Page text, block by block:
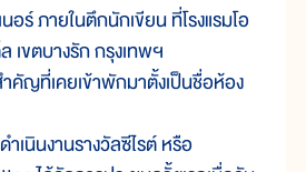
อร์ ภายในตึกนักเขียน ที่โรงแรมโอ
เขตบางรัก กรุงเทพฯ
คัญที่เคยเข้าพักมาตั้งเป็นชื่อห้อง
นงานรางวัลซีไรต์ หรือ